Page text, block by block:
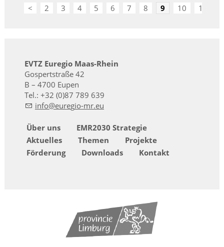
< 2 3 4 5 6 7 8 9 10 11
EVTZ Euregio Maas-Rhein
Gospertstraße 42
B – 4700 Eupen
Tel.: +32 (0)87 789 639
nf
r g -mr
Über uns
EMR2030 Strategie
Aktuelles
Themen
Projekte
Förderung
Downloads Kontakt